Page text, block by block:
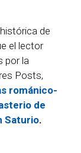
de
el lector
por la
Posts,
románico-
de
Saturio.